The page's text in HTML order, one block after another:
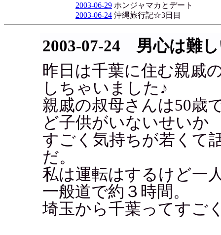
2003-06-29 ホンジャマカとデート
2003-06-24 沖縄旅行記☆3日目
2003-07-24 男心は難
昨日は千葉に住む親戚
しちゃいました♪
親戚の叔母さんは50歳
ど子供がいないせいか
すごく気持ちが若くて
だ。
私は運転はするけど一
一般道で約３時間。
埼玉から千葉ってすご